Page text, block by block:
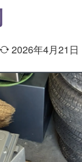
2026年4月21日